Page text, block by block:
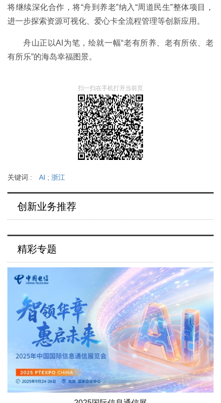
将继续深化合作，将“舟到养老”纳入“周道民生”整体项目，
进一步探索资源可视化、爱心卡全流程管理等创新应用。
舟山正以AI为笔，绘就一幅“老有所养、老有所依、老
有所乐”的海岛幸福图景。
扫一扫在手机打开当前页
关键词 : AI ; 浙江
创新业务推荐
精彩专题